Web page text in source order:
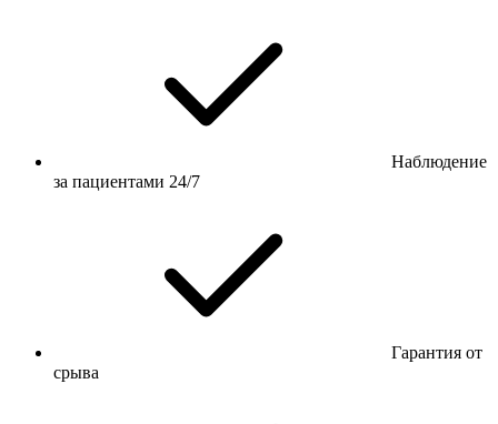
Наблюдение
за пациентами 24/7
Гарантия от
срыва